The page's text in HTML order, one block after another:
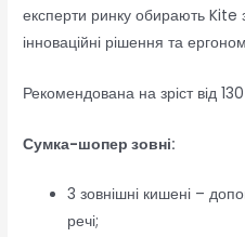
експерти ринку обирають Kite
інноваційні рішення та
Рекомендована на зріст від
Сумка-шопер зовні:
3 зовнішні кишені –
речі;